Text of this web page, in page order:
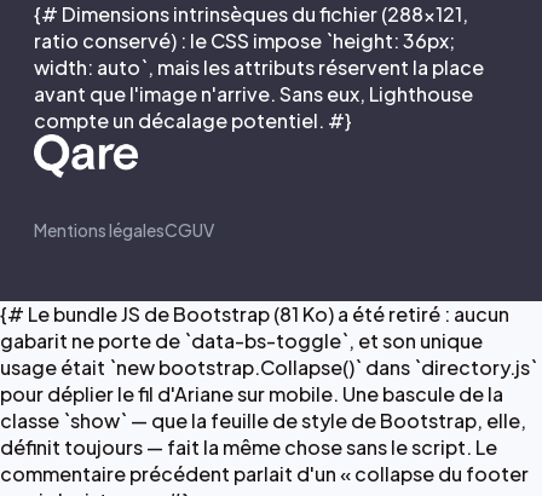
{# Dimensions intrinsèques du fichier (288×121,
ratio conservé) : le CSS impose `height: 36px;
width: auto`, mais les attributs réservent la place
avant que l'image n'arrive. Sans eux, Lighthouse
compte un décalage potentiel. #}
Mentions légalesCGUV
{# Le bundle JS de Bootstrap (81 Ko) a été retiré : aucun
gabarit ne porte de `data-bs-toggle`, et son unique
usage était `new bootstrap.Collapse()` dans `directory.js`
pour déplier le fil d'Ariane sur mobile. Une bascule de la
classe `show` — que la feuille de style de Bootstrap, elle,
définit toujours — fait la même chose sans le script. Le
commentaire précédent parlait d'un « collapse du footer